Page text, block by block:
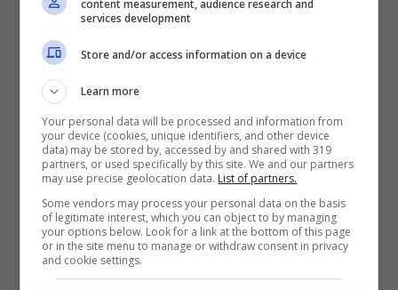
content measurement, audience research and
services development
Store and/or access information on a device
Learn more
Your personal data will be processed and information from
your device (cookies, unique identifiers, and other device
data) may be stored by, accessed by and shared with 319
partners, or used specifically by this site. We and our partners
may use precise geolocation data. List of partners.
Some vendors may process your personal data on the basis
of legitimate interest, which you can object to by managing
your options below. Look for a link at the bottom of this page
or in the site menu to manage or withdraw consent in privacy
and cookie settings.